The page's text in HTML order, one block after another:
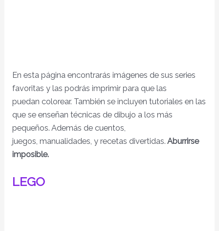
En esta página encontrarás imágenes de sus series
favoritas y las podrás imprimir para que las
puedan colorear. También se incluyen tutoriales en las
que se enseñan técnicas de dibujo a los más
pequeños. Además de cuentos,
juegos, manualidades, y recetas divertidas. Aburrirse
imposible.
LEGO